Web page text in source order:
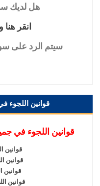
هل لديك
انقر
سيتم الرد على
قوانين اللجوء
قوانين اللجوء في
قوانين
قوانين
قوانين
قوانين